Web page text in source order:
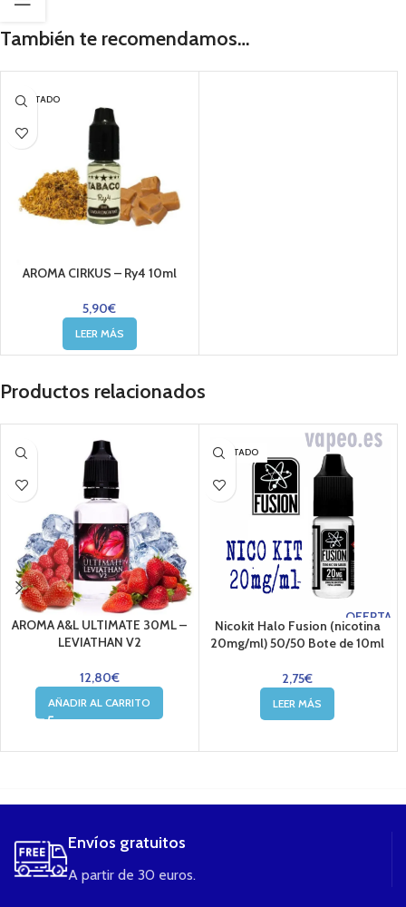
También te recomendamos…
AGOTADO
AROMA CIRKUS – Ry4 10ml
5,90€
LEER MÁS
Productos relacionados
AROMA A&L ULTIMATE 30ML –
LEVIATHAN V2
12,80€
AÑADIR AL CARRITO
AGOTADO
OFERTA
Nicokit Halo Fusion (nicotina
20mg/ml) 50/50 Bote de 10ml
2,75€
LEER MÁS
Envíos gratuitos
A partir de 30 euros.